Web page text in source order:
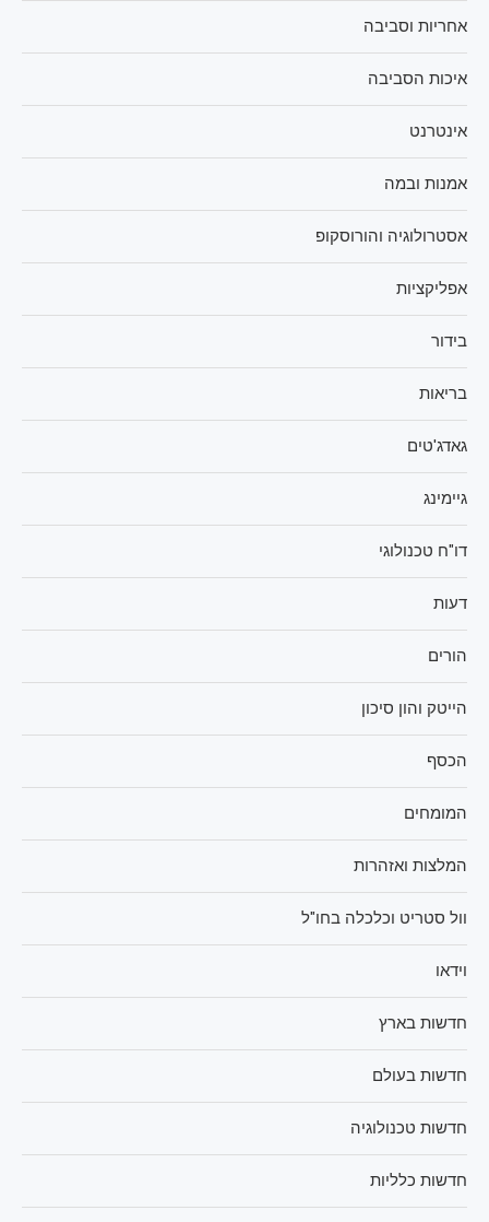
אחריות וסביבה
איכות הסביבה
אינטרנט
אמנות ובמה
אסטרולוגיה והורוסקופ
אפליקציות
בידור
בריאות
גאדג'טים
גיימינג
דו"ח טכנולוגי
דעות
הורים
הייטק והון סיכון
הכסף
המומחים
המלצות ואזהרות
וול סטריט וכלכלה בחו"ל
וידאו
חדשות בארץ
חדשות בעולם
חדשות טכנולוגיה
חדשות כלליות